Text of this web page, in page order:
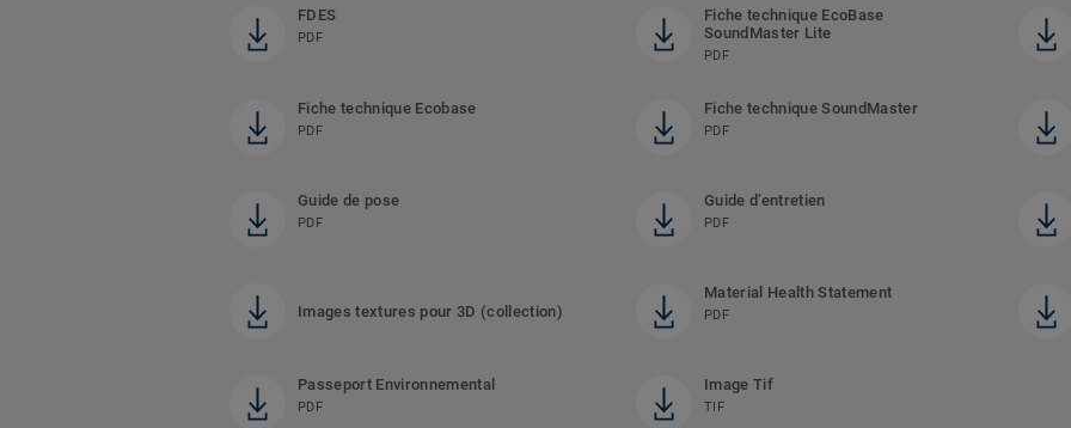
FDES
PDF
Fiche technique EcoBase
SoundMaster Lite
PDF
Fiche technique Ecobase
PDF
Fiche technique SoundMaster
PDF
Guide de pose
PDF
Guide d’entretien
PDF
Images textures pour 3D (collection)
Material Health Statement
PDF
Passeport Environnemental
PDF
Image Tif
TIF